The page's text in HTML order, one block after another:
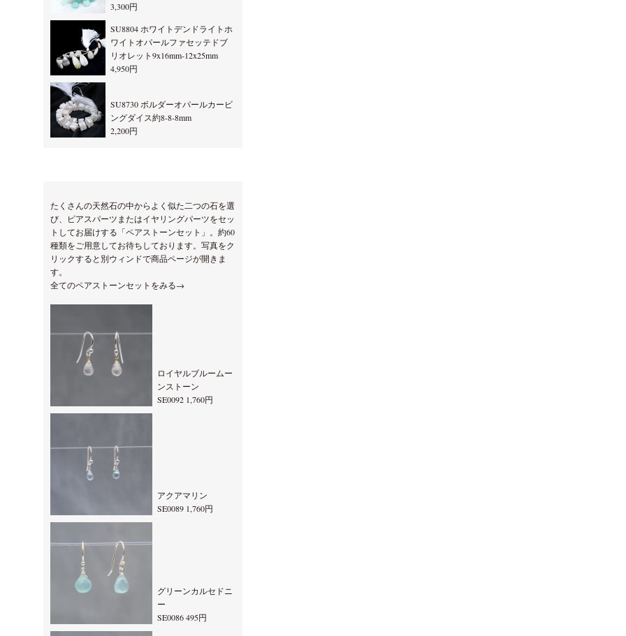
3,300円
SU8804 ホワイトデンドライトホ
ワイトオパールファセッテドブ
リオレット9x16mm-12x25mm
4,950円
SU8730 ボルダーオパールカービ
ングダイス約8-8-8mm
2,200円
たくさんの天然石の中からよく似た二つの石を選
び、ピアスパーツまたはイヤリングパーツをセッ
トしてお届けする「ペアストーンセット」。約60
種類をご用意してお待ちしております。写真をク
リックすると別ウィンドで商品ページが開きま
す。
全てのペアストーンセットをみる→
ロイヤルブルームー
ンストーン
SE0092 1,760円
アクアマリン
SE0089 1,760円
グリーンカルセドニ
ー
SE0086 495円